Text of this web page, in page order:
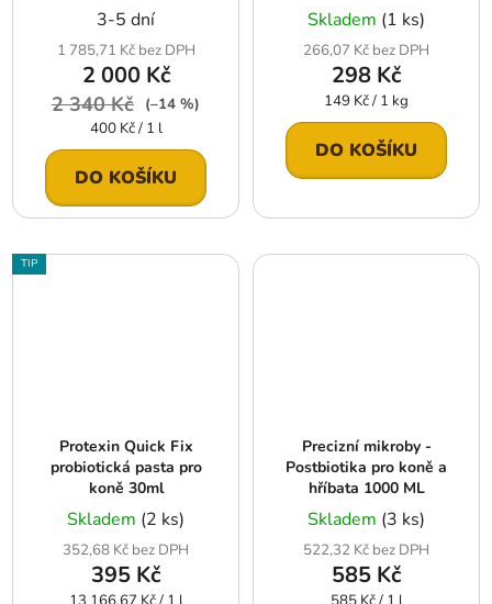
3-5 dní
1 785,71 Kč bez DPH
2 000 Kč
2 340 Kč
(–14 %)
Měrná
cena:
400 Kč / 1 l
DO KOŠÍKU
Skladem (1 ks)
266,07 Kč bez DPH
298 Kč
Měrná
cena:
149 Kč / 1 kg
DO KOŠÍKU
TIP
Protexin Quick Fix
probiotická pasta pro
koně 30ml
Skladem (2 ks)
352,68 Kč bez DPH
395 Kč
Měrná
Precizní mikroby -
Postbiotika pro koně a
hříbata 1000 ML
Skladem (3 ks)
522,32 Kč bez DPH
585 Kč
Měrná